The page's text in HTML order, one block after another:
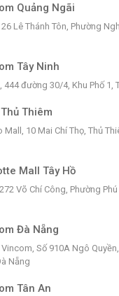
Quảng Ngãi
Lê Thánh Tôn, Phường
Tây Ninh
444 đường 30/4, Khu Phố 1,
Thiêm
Mall, 10 Mai Chí Thọ, Thủ
Mall Tây Hồ
Võ Chí Công, Phường
Đà Nẵng
Số 910A Ngô
Nẵng
Tân An